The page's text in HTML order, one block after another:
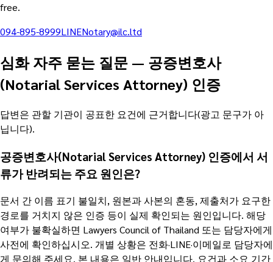
free.
094-895-8999LINENotary@ilc.ltd
심화 자주 묻는 질문 — 공증변호사
(Notarial Services Attorney) 인증
답변은 관할 기관이 공표한 요건에 근거합니다(광고 문구가 아
닙니다).
공증변호사(Notarial Services Attorney) 인증에서 서
류가 반려되는 주요 원인은?
문서 간 이름 표기 불일치, 원본과 사본의 혼동, 제출처가 요구한
경로를 거치지 않은 인증 등이 실제 확인되는 원인입니다. 해당
여부가 불확실하면 Lawyers Council of Thailand 또는 담당자에게
사전에 확인하십시오. 개별 상황은 전화·LINE·이메일로 담당자에
게 문의해 주세요. 본 내용은 일반 안내입니다. 요건과 소요 기간